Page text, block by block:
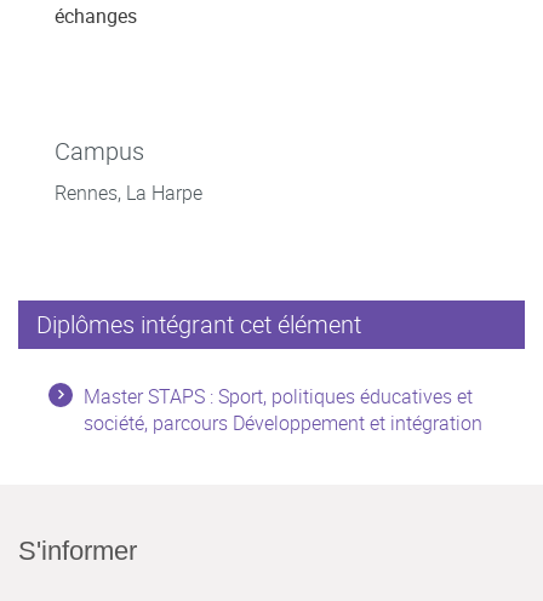
échanges
Campus
Rennes, La Harpe
Diplômes intégrant cet élément
Master STAPS : Sport, politiques éducatives et
société, parcours Développement et intégration
S'informer